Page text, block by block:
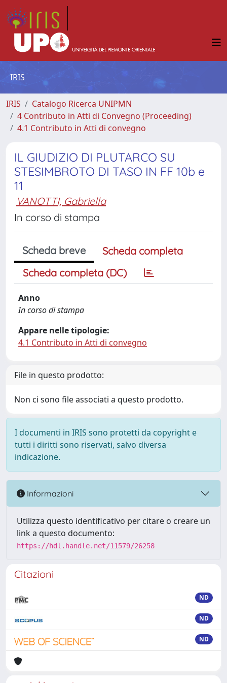
IRIS
IRIS
Catalogo Ricerca UNIPMN
4 Contributo in Atti di Convegno (Proceeding)
4.1 Contributo in Atti di convegno
IL GIUDIZIO DI PLUTARCO SU
STESIMBROTO DI TASO IN FF 10b e
11
VANOTTI, Gabriella
In corso di stampa
Scheda breve
Scheda completa
Scheda completa (DC)
Anno
In corso di stampa
Appare nelle tipologie:
4.1 Contributo in Atti di convegno
File in questo prodotto:
Non ci sono file associati a questo prodotto.
I documenti in IRIS sono protetti da copyright e
tutti i diritti sono riservati, salvo diversa
indicazione.
Informazioni
Utilizza questo identificativo per citare o creare un
link a questo documento:
https://hdl.handle.net/11579/26258
Citazioni
ND
ND
ND